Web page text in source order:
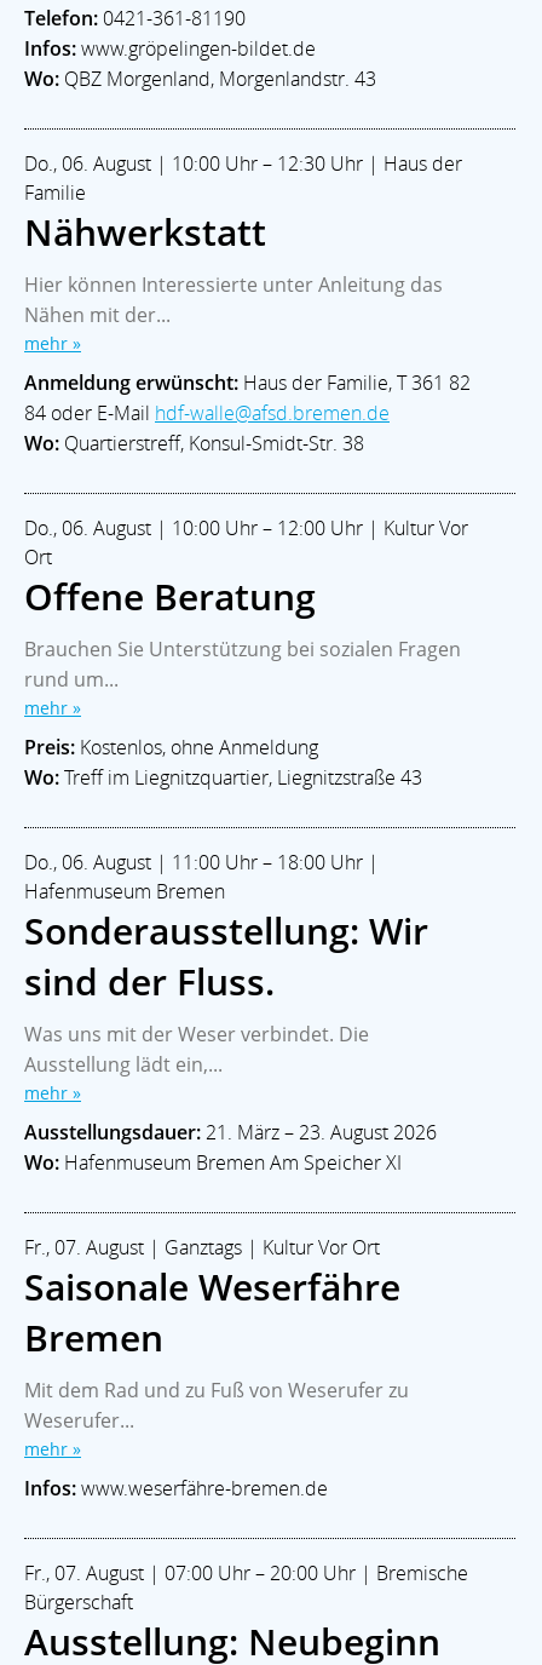
Telefon: 0421-361-81190
Infos:www.gröpelingen-bildet.de
Wo: QBZ Morgenland, Morgenlandstr. 43
Do., 06. August | 10:00 Uhr – 12:30 Uhr | Haus der
Familie
Nähwerkstatt
Hier können Interessierte unter Anleitung das
Nähen mit der...
mehr »
Anmeldung erwünscht: Haus der Familie, T 361 82
84 oder E-Mail hdf-walle@afsd.bremen.de
Wo: Quartierstreff, Konsul-Smidt-Str. 38
Do., 06. August | 10:00 Uhr – 12:00 Uhr | Kultur Vor
Ort
Offene Beratung
Brauchen Sie Unterstützung bei sozialen Fragen
rund um...
mehr »
Preis: Kostenlos, ohne Anmeldung
Wo:Treff im Liegnitzquartier, Liegnitzstraße 43
Do., 06. August | 11:00 Uhr – 18:00 Uhr |
Hafenmuseum Bremen
Sonderausstellung: Wir
sind der Fluss.
Was uns mit der Weser verbindet. Die
Ausstellung lädt ein,...
mehr »
Ausstellungsdauer:21. März – 23. August 2026
Wo: Hafenmuseum Bremen Am Speicher XI
Fr., 07. August | Ganztags | Kultur Vor Ort
Saisonale Weserfähre
Bremen
Mit dem Rad und zu Fuß von Weserufer zu
Weserufer...
mehr »
Infos:www.weserfähre-bremen.de
Fr., 07. August | 07:00 Uhr – 20:00 Uhr | Bremische
Bürgerschaft
Ausstellung: Neubeginn